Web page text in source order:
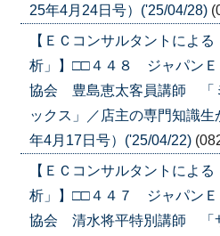
25年4月24日号）('25/04/28)
【ＥＣコンサルタントによ
析」】□□４４８ ジャパンＥ
協会 豊島恵太客員講師 「
ックス」／店主の専門知識
年4月17日号）('25/04/22)
【ＥＣコンサルタントによ
析」】□□４４７ ジャパンＥ
協会 清水将平特別講師 「